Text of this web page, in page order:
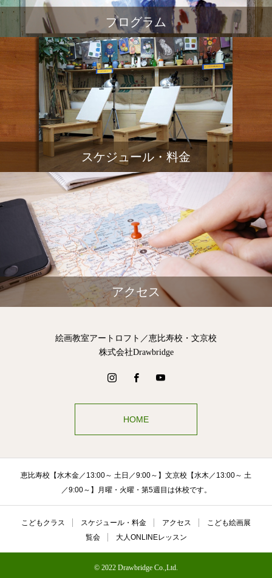
プログラム
スケジュール・料金
アクセス
絵画教室アートロフト／恵比寿校・文京校
株式会社Drawbridge
HOME
恵比寿校【水木金／13:00～ 土日／9:00～】文京校【水木／13:00～ 土
／9:00～】月曜・火曜・第5週目は休校です。
こどもクラス スケジュール・料金 アクセス
こども絵画展
覧会
大人ONLINEレッスン
© 2022 Drawbridge Co.,Ltd.